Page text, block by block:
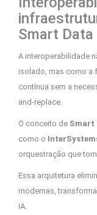
Smart Data
A interoperabilidade
isolado, mas como a
contínua sem a
and-replace.
O conceito de Smart
como o
orquestração que
Essa arquitetura
modernas,
IA.